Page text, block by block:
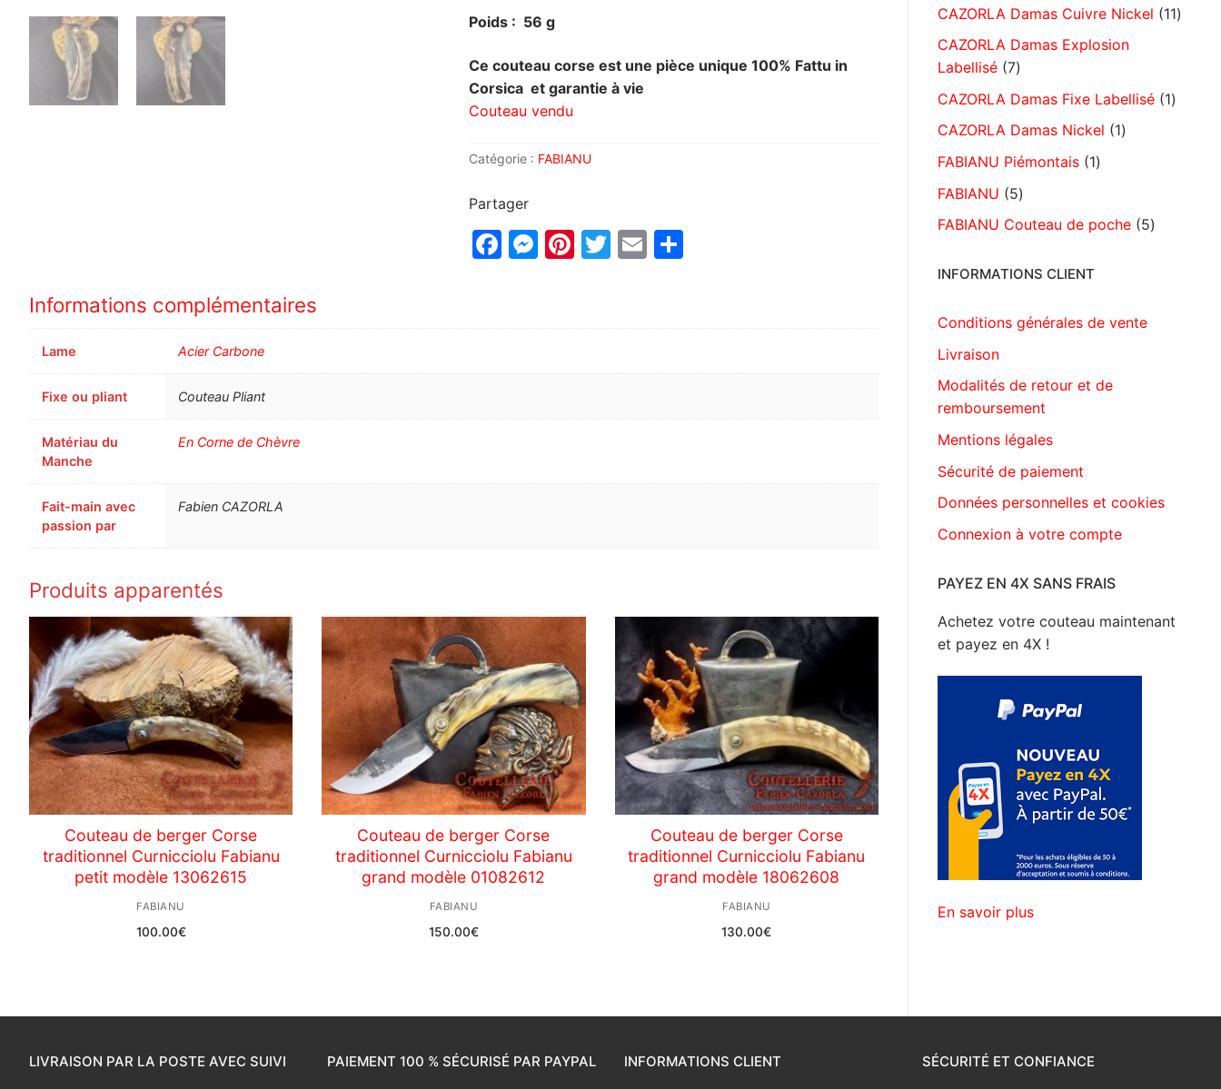
Poids : 56 g
Ce couteau corse est une pièce unique 100% Fattu in
Corsica et garantie à vie
Couteau vendu
Catégorie : FABIANU
Partager
Facebook
Messenger
Pinterest
Twitter
EmailPartager
Informations complémentaires
Lame Acier Carbone
Fixe ou pliant Couteau Pliant
Matériau du
Manche
En Corne de Chèvre
Fait-main avec
passion par
Fabien CAZORLA
Produits apparentés
Couteau de berger Corse
traditionnel Curnicciolu Fabianu
petit modèle 13062615
FABIANU
100.00€
Couteau de berger Corse
traditionnel Curnicciolu Fabianu
grand modèle 01082612
FABIANU
150.00€
Couteau de berger Corse
traditionnel Curnicciolu Fabianu
grand modèle 18062608
FABIANU
130.00€
CAZORLA Damas Cuivre Nickel
11
CAZORLA Damas Explosion
Labellisé 7
CAZORLA Damas Fixe Labellisé 1
CAZORLA Damas Nickel
1
FABIANU Piémontais 1
FABIANU
5
FABIANU Couteau de poche 5
INFORMATIONS CLIENT
Conditions générales de vente
Livraison
Modalités de retour et de
remboursement
Mentions légales
Sécurité de paiement
Données personnelles et cookies
Connexion à votre compte
PAYEZ EN 4X SANS FRAIS
Achetez votre couteau maintenant
et payez en 4X !
En savoir plus
LIVRAISON PAR LA POSTE AVEC SUIVI PAIEMENT 100 % SÉCURISÉ PAR PAYPAL INFORMATIONS CLIENT SÉCURITÉ ET CONFIANCE